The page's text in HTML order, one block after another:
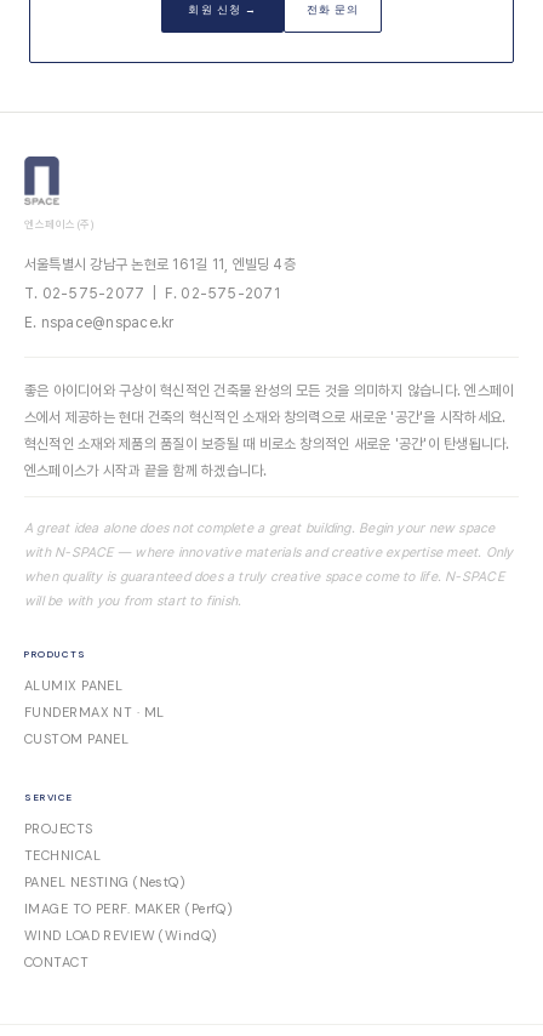
회원 신청 → 전화 문의
엔스페이스(주)
서울특별시 강남구 논현로 161길 11, 엔빌딩 4층
T. 02-575-2077 | F. 02-575-2071
E. nspace@nspace.kr
좋은 아이디어와 구상이 혁신적인 건축물 완성의 모든 것을 의미하지 않습니다. 엔스페이
스에서 제공하는 현대 건축의 혁신적인 소재와 창의력으로 새로운 '공간'을 시작하세요.
혁신적인 소재와 제품의 품질이 보증될 때 비로소 창의적인 새로운 '공간'이 탄생됩니다.
엔스페이스가 시작과 끝을 함께 하겠습니다.
A great idea alone does not complete a great building. Begin your new space
with N-SPACE — where innovative materials and creative expertise meet. Only
when quality is guaranteed does a truly creative space come to life. N-SPACE
will be with you from start to finish.
PRODUCTS
ALUMIX PANEL
FUNDERMAX NT · ML
CUSTOM PANEL
SERVICE
PROJECTS
TECHNICAL
PANEL NESTING (NestQ)
IMAGE TO PERF. MAKER (PerfQ)
WIND LOAD REVIEW (WindQ)
CONTACT